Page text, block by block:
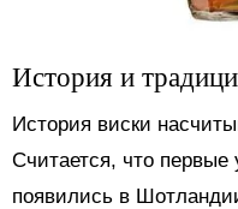
История и
История виски
Считается, что первые
появились в